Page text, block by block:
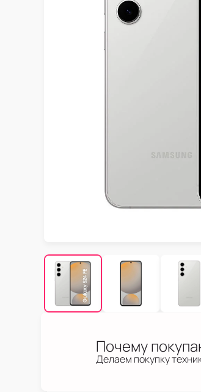
Почему
Делаем покупку